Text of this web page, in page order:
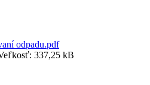
odpadu.pdf
337,25 kB